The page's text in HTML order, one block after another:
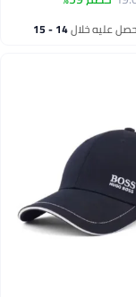
عليه خلال 14 - 15